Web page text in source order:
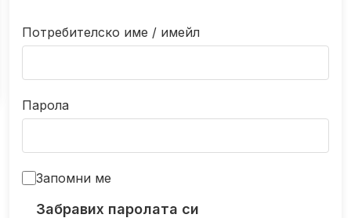
Потребителско име / имейл
Парола
Запомни ме
Забравих паролата си